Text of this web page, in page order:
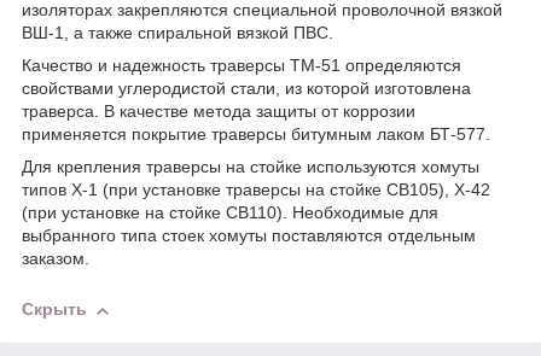
изоляторах закрепляются специальной проволочной вязкой
ВШ-1, а также спиральной вязкой ПВС.
Качество и надежность траверсы ТМ-51 определяются
свойствами углеродистой стали, из которой изготовлена
траверса. В качестве метода защиты от коррозии
применяется покрытие траверсы битумным лаком БТ-577.
Для крепления траверсы на стойке используются хомуты
типов Х-1 (при установке траверсы на стойке СВ105), Х-42
(при установке на стойке СВ110). Необходимые для
выбранного типа стоек хомуты поставляются отдельным
заказом.
Скрыть